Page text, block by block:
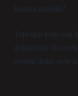
kontrol edebilir?
Toprağın kimyasal
değişmiştir. Bu
sorunu değil, aynı